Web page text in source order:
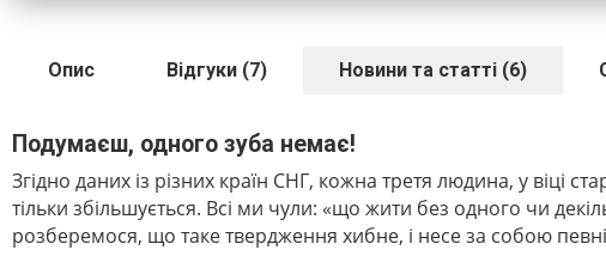
Опис Відгуки (7) Новини та статті (6)
Подумаєш, одного зуба немає!
Згідно даних із різних країн СНГ, кожна третя людина, у віці
тільки збільшується. Всі ми чули: «що жити без одного чи
розберемося, що таке твердження хибне, і несе за собою певні